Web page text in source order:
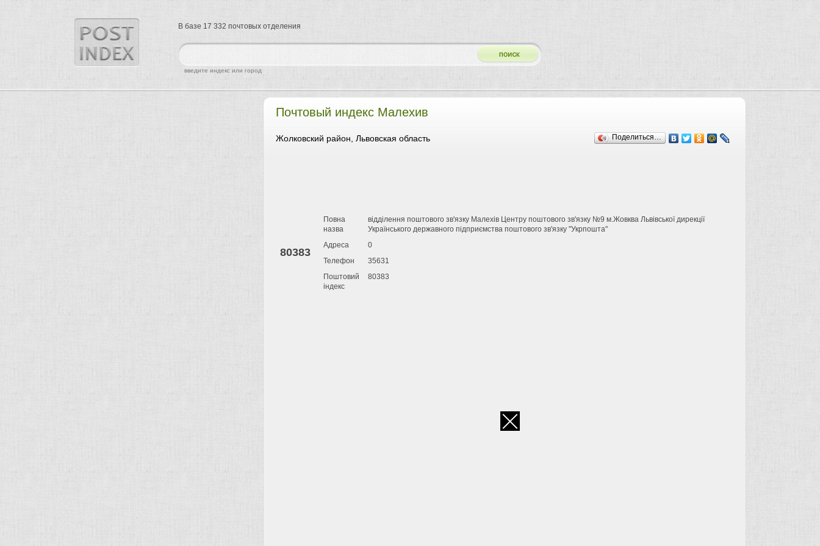
Почтовый индекс Малехив
Поделиться…
Жолковский район, Львовская область
80383
Повна
назва
відділення поштового зв'язку Малехів Центру поштового зв'язку №9 м.Жовква Львівської дирекції
Українського державного підприємства поштового зв'язку "Укрпошта"
Адреса
0
Телефон
35631
Поштовий
індекс
80383
найти
введите индекс или город
В базе 17 332 почтовых отделения